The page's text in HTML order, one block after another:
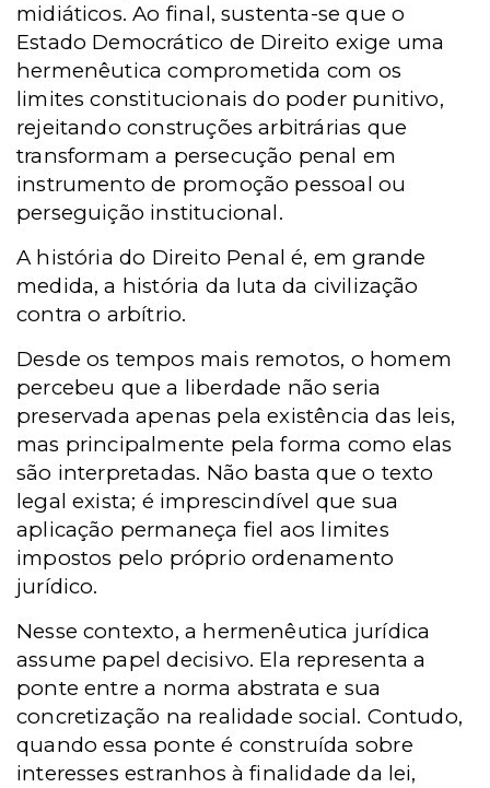
midiáticos. Ao final, sustenta-se que o
Estado Democrático de Direito exige uma
hermenêutica comprometida com os
limites constitucionais do poder punitivo,
rejeitando construções arbitrárias que
transformam a persecução penal em
instrumento de promoção pessoal ou
perseguição institucional.
A história do Direito Penal é, em grande
medida, a história da luta da civilização
contra o arbítrio.
Desde os tempos mais remotos, o homem
percebeu que a liberdade não seria
preservada apenas pela existência das leis,
mas principalmente pela forma como elas
são interpretadas. Não basta que o texto
legal exista; é imprescindível que sua
aplicação permaneça fiel aos limites
impostos pelo próprio ordenamento
jurídico.
Nesse contexto, a hermenêutica jurídica
assume papel decisivo. Ela representa a
ponte entre a norma abstrata e sua
concretização na realidade social. Contudo,
quando essa ponte é construída sobre
interesses estranhos à finalidade da lei,